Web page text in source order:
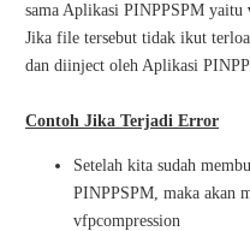
sama Aplikasi PINPPSPM yaitu
Jika file tersebut tidak ikut
dan diinject oleh Aplikasi
Contoh Jika Terjadi Error
Setelah kita sudah
PINPPSPM, maka akan
vfpcompression